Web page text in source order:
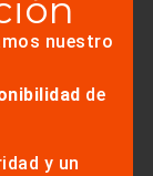
nuestro
de
y un